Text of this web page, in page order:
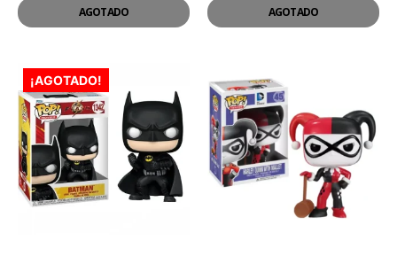
AGOTADO AGOTADO
¡AGOTADO!